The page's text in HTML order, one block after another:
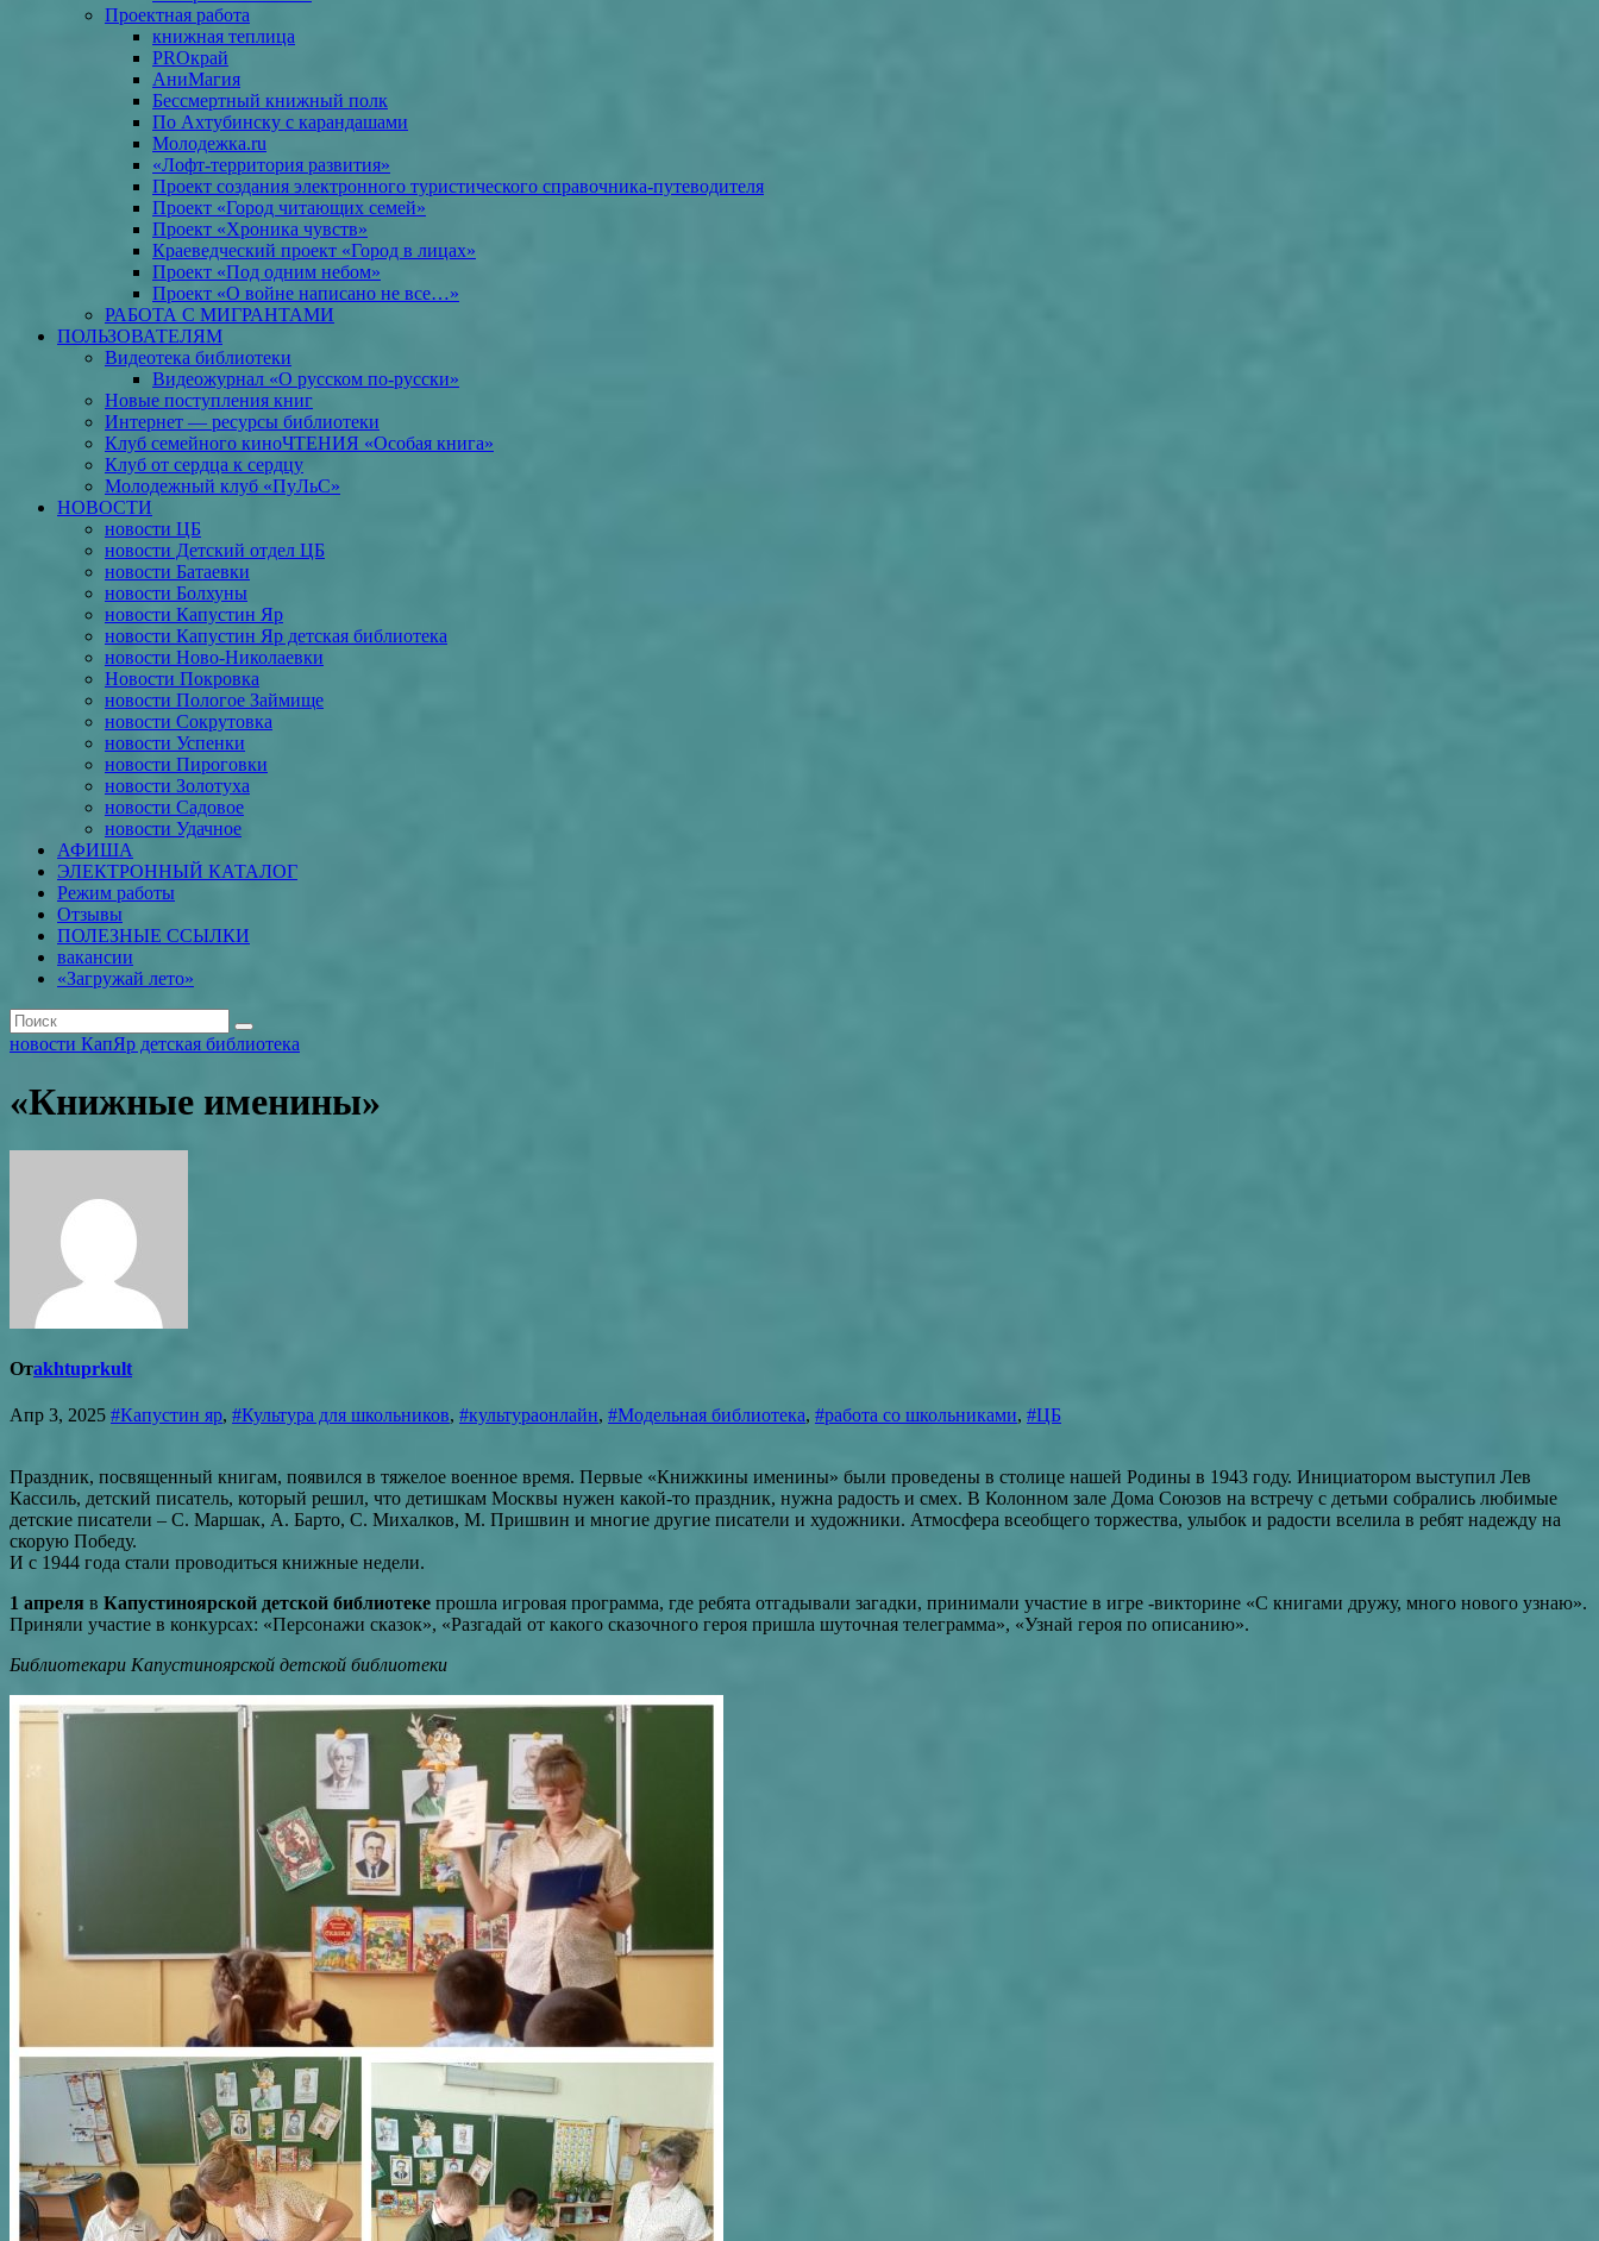
Проектная работа
книжная теплица
PROкрай
АниМагия
Бессмертный книжный полк
По Ахтубинску с карандашами
Молодежка.ru
«Лофт-территория развития»
Проект создания электронного туристического справочника-путеводителя
Проект «Город читающих семей»
Проект «Хроника чувств»
Краеведческий проект «Город в лицах»
Проект «Под одним небом»
Проект «О войне написано не все…»
РАБОТА С МИГРАНТАМИ
ПОЛЬЗОВАТЕЛЯМ
Видеотека библиотеки
Видеожурнал «О русском по-русски»
Новые поступления книг
Интернет — ресурсы библиотеки
Клуб семейного киноЧТЕНИЯ «Особая книга»
Клуб от сердца к сердцу
Молодежный клуб «ПуЛьС»
НОВОСТИ
новости ЦБ
новости Детский отдел ЦБ
новости Батаевки
новости Болхуны
новости Капустин Яр
новости Капустин Яр детская библиотека
новости Ново-Николаевки
Новости Покровка
новости Пологое Займище
новости Сокрутовка
новости Успенки
новости Пироговки
новости Золотуха
новости Садовое
новости Удачное
АФИША
ЭЛЕКТРОННЫЙ КАТАЛОГ
Режим работы
Отзывы
ПОЛЕЗНЫЕ ССЫЛКИ
вакансии
«Загружай лето»
новости КапЯр детская библиотека
«Книжные именины»
Отakhtuprkult
Апр 3, 2025 #Капустин яр, #Культура для школьников, #культураонлайн, #Модельная библиотека, #работа со школьниками, #ЦБ
Праздник, посвященный книгам, появился в тяжелое военное время. Первые «Книжкины именины» были проведены в столице нашей Родины в 1943 году. Инициатором выступил Лев
Кассиль, детский писатель, который решил, что детишкам Москвы нужен какой-то праздник, нужна радость и смех. В Колонном зале Дома Союзов на встречу с детьми собрались любимые
детские писатели – С. Маршак, А. Барто, С. Михалков, М. Пришвин и многие другие писатели и художники. Атмосфера всеобщего торжества, улыбок и радости вселила в ребят надежду на
скорую Победу.
И с 1944 года стали проводиться книжные недели.
1 апреля в Капустиноярской детской библиотеке прошла игровая программа, где ребята отгадывали загадки, принимали участие в игре -викторине «С книгами дружу, много нового узнаю».
Приняли участие в конкурсах: «Персонажи сказок», «Разгадай от какого сказочного героя пришла шуточная телеграмма», «Узнай героя по описанию».
Библиотекари Капустиноярской детской библиотеки